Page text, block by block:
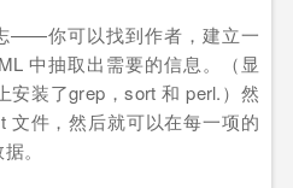
——你可以找到作者，建立一
中抽取出需要的信息。（显
安装了grep，sort 和 perl.）然
文件，然后就可以在每一项的
。